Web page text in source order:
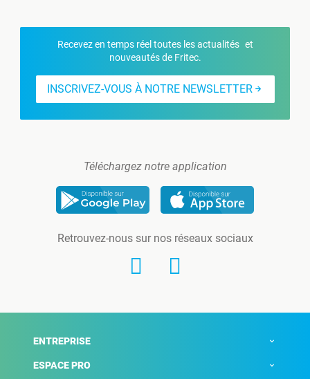
Recevez en temps réel toutes les actualités et
nouveautés de Fritec.
INSCRIVEZ-VOUS À NOTRE NEWSLETTER
Téléchargez notre application
Retrouvez-nous sur nos réseaux sociaux
ENTREPRISE
ESPACE PRO